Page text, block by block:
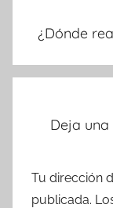
¿Dónde
Deja una
Tu dirección
publicada.